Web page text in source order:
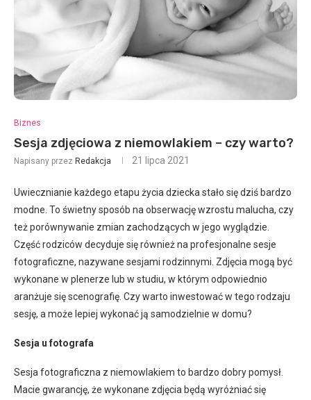
Biznes
Sesja zdjęciowa z niemowlakiem – czy warto?
Napisany przez Redakcja 21 lipca 2021
Uwiecznianie każdego etapu życia dziecka stało się dziś bardzo
modne. To świetny sposób na obserwację wzrostu malucha, czy
też porównywanie zmian zachodzących w jego wyglądzie.
Część rodziców decyduje się również na profesjonalne sesje
fotograficzne, nazywane sesjami rodzinnymi. Zdjęcia mogą być
wykonane w plenerze lub w studiu, w którym odpowiednio
aranżuje się scenografię. Czy warto inwestować w tego rodzaju
sesję, a może lepiej wykonać ją samodzielnie w domu?
Sesja u fotografa
Sesja fotograficzna z niemowlakiem to bardzo dobry pomysł.
Macie gwarancję, że wykonane zdjęcia będą wyróżniać się